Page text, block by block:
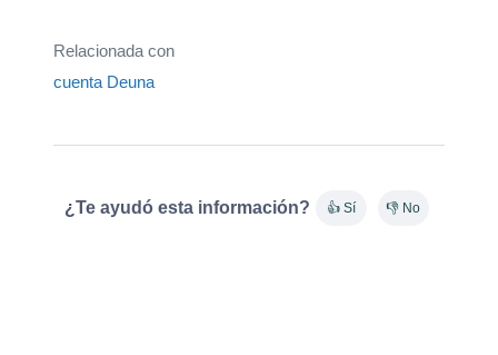
Relacionada con
cuenta Deuna
¿Te ayudó esta información? 👍 Sí 👎 No